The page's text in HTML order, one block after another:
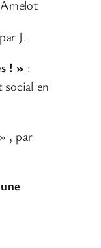
J.
! » :
en
, par